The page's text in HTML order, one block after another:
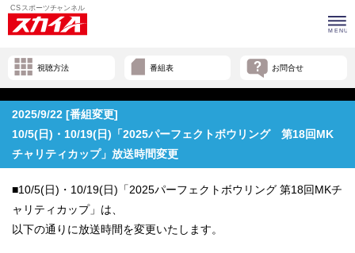
視聴方法 番組表 お問合せ
2025/9/22 [番組変更]
10/5(日)・10/19(日)「2025パーフェクトボウリング 第18回MK
チャリティカップ」放送時間変更
■10/5(日)・10/19(日)「2025パーフェクトボウリング 第18回MKチ
ャリティカップ」は、
以下の通りに放送時間を変更いたします。